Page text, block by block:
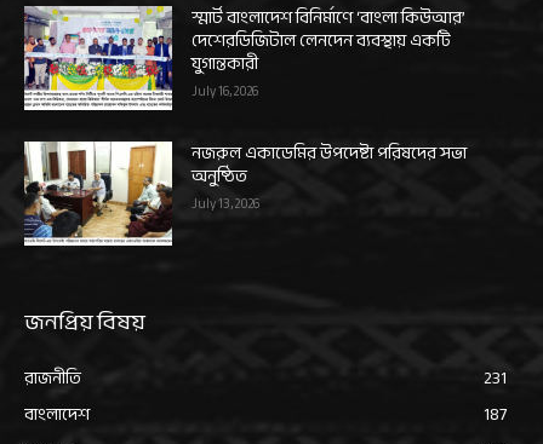
স্মার্ট বাংলাদেশ বিনির্মাণে ‘বাংলা কিউআর’
দেশেরডিজিটাল লেনদেন ব্যবস্থায় একটি
যুগান্তকারী
July 16, 2026
নজরুল একাডেমির উপদেষ্টা পরিষদের সভা
অনুষ্ঠিত
July 13, 2026
জনপ্রিয় বিষয়
রাজনীতি
231
বাংলাদেশ
187